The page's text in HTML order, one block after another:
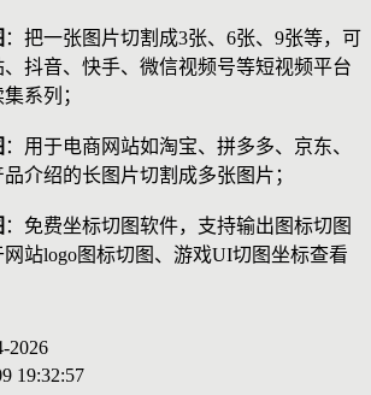
：把一张图片切割成3张、6张、9张等，可
抖音、快手、微信视频号等短视频平台
系列；
：用于电商网站如淘宝、拼多多、京东、
介绍的长图片切割成多张图片；
：免费坐标切图软件，支持输出图标切图
站logo图标切图、游戏UI切图坐标查看
2026
19:32:57